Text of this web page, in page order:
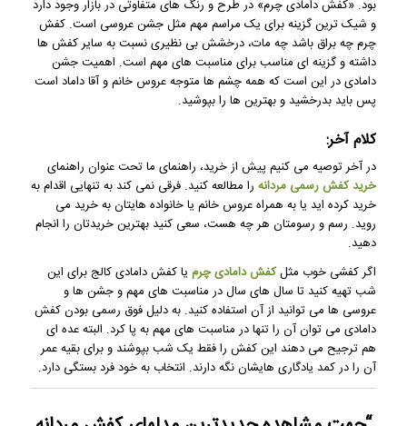
بود. «کفش دامادی چرم» در طرح و رنگ های متفاوتی در بازار وجود دارد
و شیک ترین گزینه برای یک مراسم مهم مثل جشن عروسی است. کفش
چرم چه براق باشد چه مات، درخشش بی نظیری نسبت به سایر کفش ها
داشته و گزینه ای مناسب برای مناسبت های مهم است. اهمیت جشن
دامادی در این است که همه چشم ها متوجه عروس خانم و آقا داماد است
پس باید بدرخشید و بهترین ها را بپوشید.
کلام آخر:
در آخر توصیه می کنیم پیش از خرید، راهنمای ما تحت عنوان راهنمای
خرید کفش رسمی مردانهرا مطالعه کنید. فرقی نمی کند به تنهایی اقدام به
خرید کرده اید یا به همراه عروس خانم یا خانواده هایتان به خرید می
روید. رسم و رسومتان هر چه هست، سعی کنید بهترین خریدتان را انجام
دهید.
اگر کفشی خوب مثلکفش دامادی چرمیا کفش دامادی کالج برای این
شب تهیه کنید تا سال های سال در مناسبت های مهم و جشن ها و
عروسی ها می توانید از آن استفاده کنید. به دلیل فوق رسمی بودن کفش
دامادی می توان آن را تنها در مناسبت های مهم به پا کرد. البته عده ای
هم ترجیح می دهند این کفش را فقط یک شب بپوشند و برای بقیه عمر
آن را در کمد یادگاری هایشان نگه دارند. انتخاب به خود فرد بستگی دارد.